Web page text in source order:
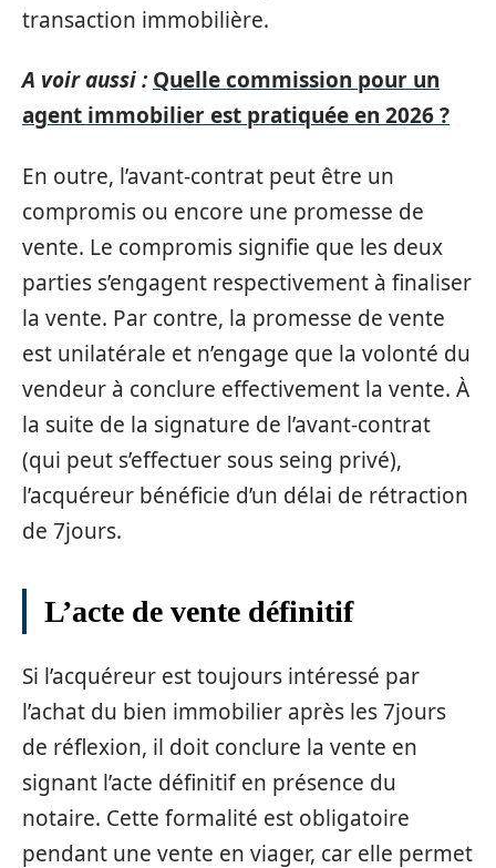
transaction immobilière.
A voir aussi : Quelle commission pour un
agent immobilier est pratiquée en 2026 ?
En outre, l’avant-contrat peut être un
compromis ou encore une promesse de
vente. Le compromis signifie que les deux
parties s’engagent respectivement à finaliser
la vente. Par contre, la promesse de vente
est unilatérale et n’engage que la volonté du
vendeur à conclure effectivement la vente. À
la suite de la signature de l’avant-contrat
(qui peut s’effectuer sous seing privé),
l’acquéreur bénéficie d’un délai de rétraction
de 7jours.
L’acte de vente définitif
Si l’acquéreur est toujours intéressé par
l’achat du bien immobilier après les 7jours
de réflexion, il doit conclure la vente en
signant l’acte définitif en présence du
notaire. Cette formalité est obligatoire
pendant une vente en viager, car elle permet